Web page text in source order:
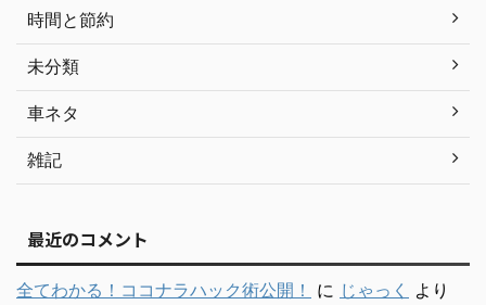
時間と節約
未分類
車ネタ
雑記
最近のコメント
全てわかる！ココナラハック術公開！ に じゃっく
より